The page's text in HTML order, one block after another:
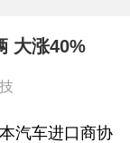
大涨40%
汽车进口商协